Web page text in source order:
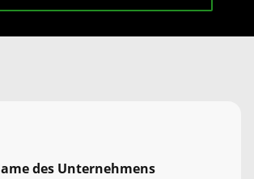
des Unternehmens